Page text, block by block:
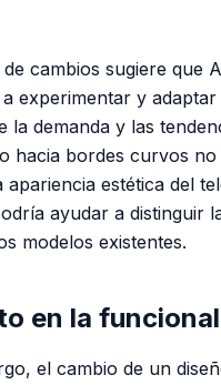
de cambios sugiere que
experimentar y
la demanda y las
hacia bordes curvos
apariencia estética del
ayudar a distinguir
modelos existentes.
en la
el cambio de un